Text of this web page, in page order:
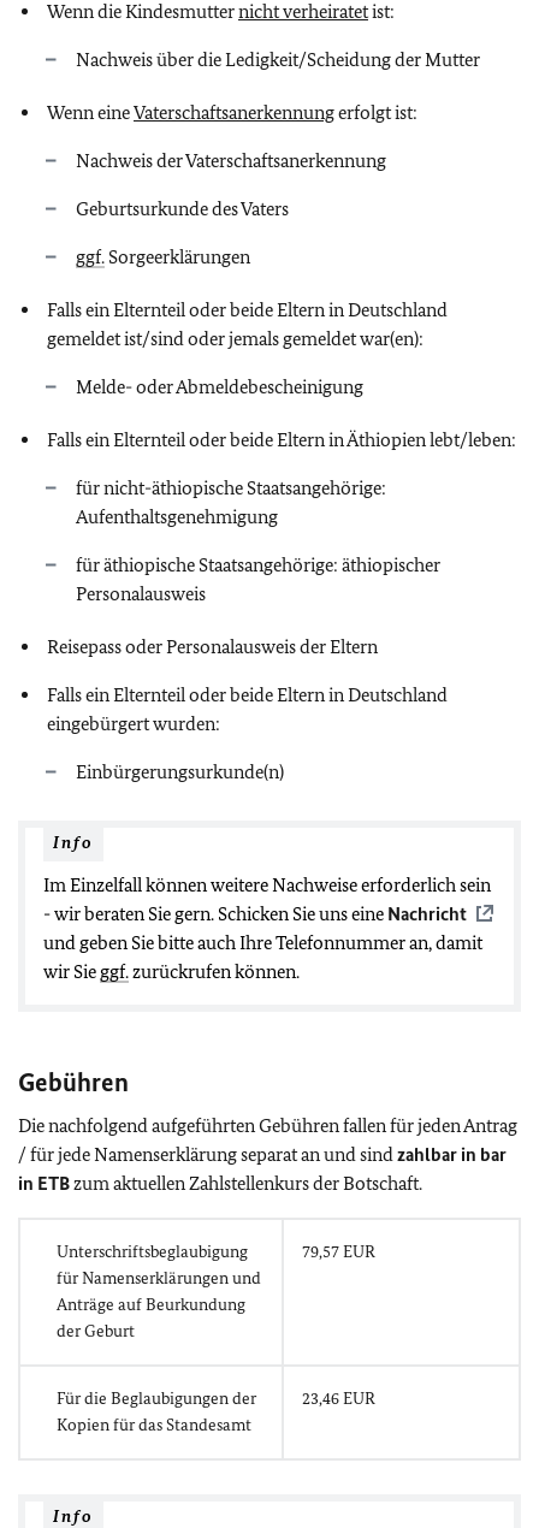
Wenn die Kindesmutternicht verheiratetist:
Nachweis über die Ledigkeit/Scheidung der Mutter
Wenn eineVaterschaftsanerkennungerfolgt ist:
Nachweis der Vaterschaftsanerkennung
Geburtsurkunde des Vaters
ggf. Sorgeerklärungen
Falls ein Elternteil oder beide Eltern in Deutschland
gemeldet ist/sind oder jemals gemeldet war(en):
Melde- oder Abmeldebescheinigung
Falls ein Elternteil oder beide Eltern in Äthiopien lebt/leben:
für nicht-äthiopische Staatsangehörige:
Aufenthaltsgenehmigung
für äthiopische Staatsangehörige: äthiopischer
Personalausweis
Reisepass oder Personalausweis der Eltern
Falls ein Elternteil oder beide Eltern in Deutschland
eingebürgert wurden:
Einbürgerungsurkunde(n)
Info
Im Einzelfall können weitere Nachweise erforderlich sein
- wir beraten Sie gern. Schicken Sie uns eine Nachricht
und geben Sie bitte auch Ihre Telefonnummer an, damit
wir Sie ggf.zurückrufen können.
Gebühren
Die nachfolgend aufgeführten Gebühren fallen für jeden Antrag
/ für jede Namenserklärung separat an und sind zahlbar in bar
in ETBzum aktuellen Zahlstellenkurs der Botschaft.
Unterschriftsbeglaubigung
für Namenserklärungen und
Anträge auf Beurkundung
der Geburt
79,57 EUR
Für die Beglaubigungen der
Kopien für das Standesamt
23,46 EUR
Info